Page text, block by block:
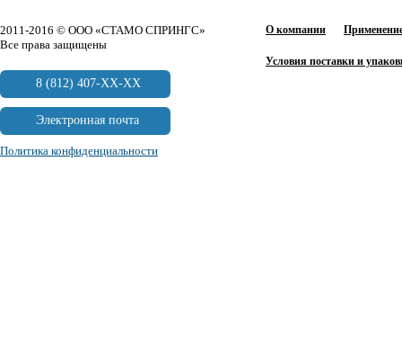
О компании
Условия поставки и
2011-2016 © ООО «СТАМО СПРИНГС»
Все права защищены
8 (812) 407-XX-XX
Электронная почта
Политика конфиденциальности